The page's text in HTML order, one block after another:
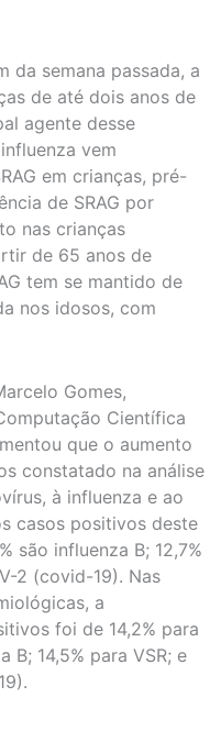
da semana passada, a
de até dois anos de
agente desse
vem
em crianças, pré-
de SRAG por
nas crianças
de 65 anos de
tem se mantido de
nos idosos, com
Gomes,
Científica
que o aumento
constatado na análise
à influenza e ao
casos positivos deste
são influenza B; 12,7%
2 (covid-19). Nas
a
foi de 14,2% para
B; 14,5% para VSR; e